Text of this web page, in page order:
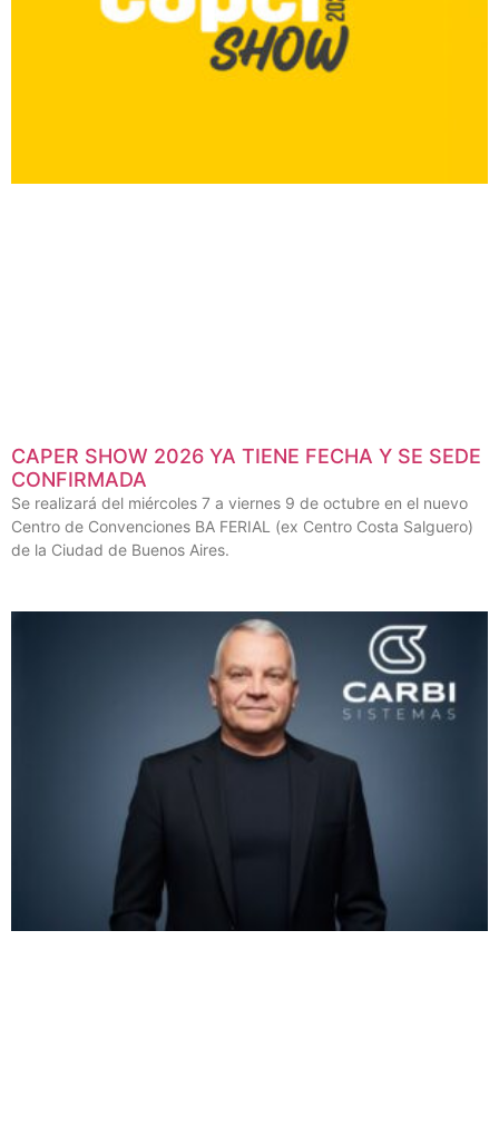
CAPER SHOW 2026 YA TIENE FECHA Y SE SEDE
CONFIRMADA
Se realizará del miércoles 7 a viernes 9 de octubre en el nuevo
Centro de Convenciones BA FERIAL (ex Centro Costa Salguero)
de la Ciudad de Buenos Aires.